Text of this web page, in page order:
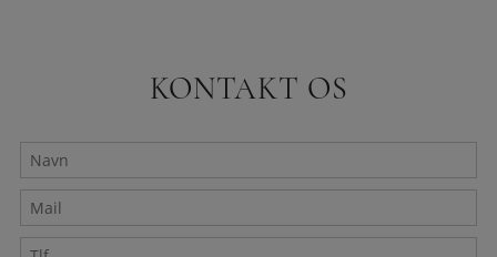
KONTAKT OS
Navn
Mail *
Tlf.